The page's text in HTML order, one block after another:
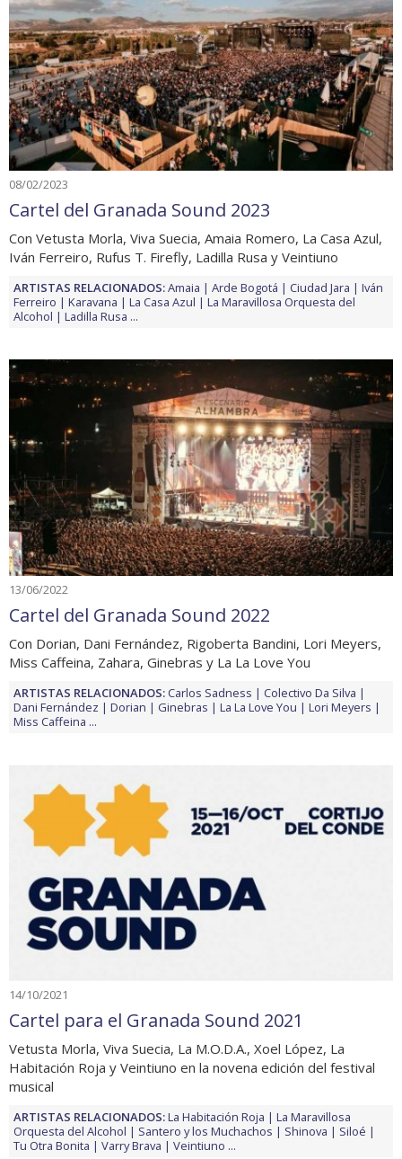
08/02/2023
Cartel del Granada Sound 2023
Con Vetusta Morla, Viva Suecia, Amaia Romero, La Casa Azul,
Iván Ferreiro, Rufus T. Firefly, Ladilla Rusa y Veintiuno
ARTISTAS RELACIONADOS:Amaia Arde Bogotá Ciudad Jara
Iván
Ferreiro
Karavana La Casa Azul
La Maravillosa Orquesta del
Alcohol
Ladilla Rusa ...
13/06/2022
Cartel del Granada Sound 2022
Con Dorian, Dani Fernández, Rigoberta Bandini, Lori Meyers,
Miss Caffeina, Zahara, Ginebras y La La Love You
ARTISTAS RELACIONADOS:Carlos Sadness
Colectivo Da Silva
Dani Fernández
Dorian Ginebras La La Love You
Lori Meyers
Miss Caffeina ...
14/10/2021
Cartel para el Granada Sound 2021
Vetusta Morla, Viva Suecia, La M.O.D.A., Xoel López, La
Habitación Roja y Veintiuno en la novena edición del festival
musical
ARTISTAS RELACIONADOS:La Habitación Roja
La Maravillosa
Orquesta del Alcohol
Santero y los Muchachos Shinova
Siloé
Tu Otra Bonita
Varry Brava Veintiuno ...